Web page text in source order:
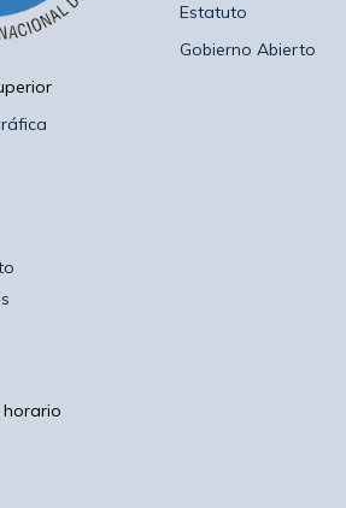
Estatuto
Gobierno Abierto